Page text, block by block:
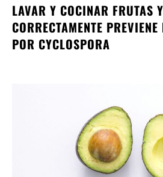
LAVAR Y COCINAR FRUTAS
CORRECTAMENTE
POR CYCLOSPORA